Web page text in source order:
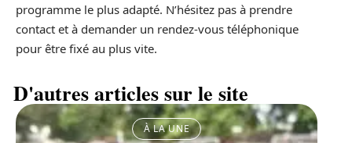
programme le plus adapté. N’hésitez pas à prendre
contact et à demander un rendez-vous téléphonique
pour être fixé au plus vite.
D'autres articles sur le site
À LA UNE